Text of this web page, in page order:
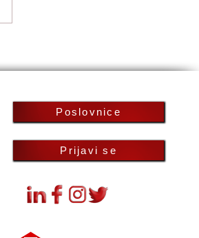
Poslovnice
Prijavi se